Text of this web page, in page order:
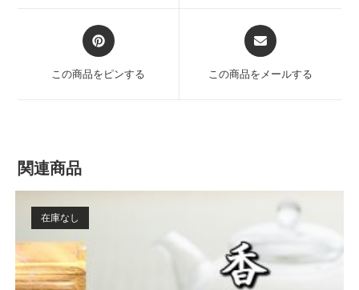
Opens
in
a
new
この商品をピンする
Opens
in
a
new
この商品をメールする
関連商品
在庫なし